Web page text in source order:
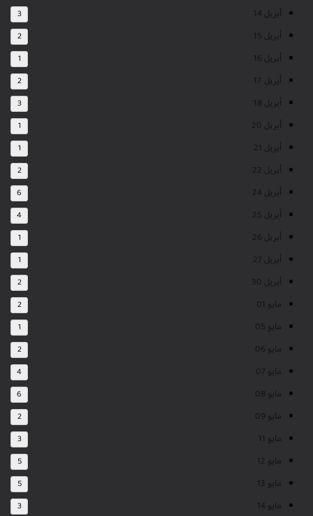
أبريل 14 3
أبريل 15 2
أبريل 16 1
أبريل 17 2
أبريل 18 3
أبريل 20 1
أبريل 21 1
أبريل 22 2
أبريل 24 6
أبريل 25 4
أبريل 26 1
أبريل 27 1
أبريل 30 2
مايو 01 2
مايو 05 1
مايو 06 2
مايو 07 4
مايو 08 6
مايو 09 2
مايو 11 3
مايو 12 5
مايو 13 5
مايو 14 3